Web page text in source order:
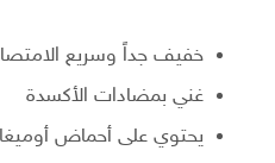
خفيف جداً وسريع
غني بمضادات الأكسدة
يحتوي على أحماض أوميغا 6 المغذية للشعر